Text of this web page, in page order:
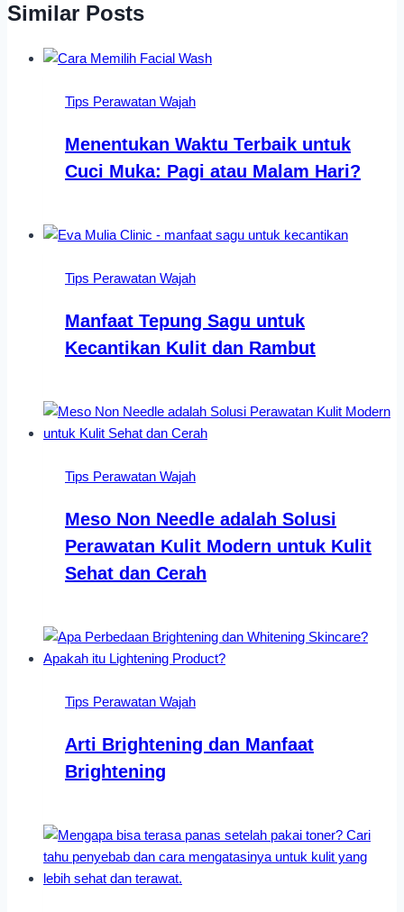
Similar Posts
Tips Perawatan Wajah
Menentukan Waktu Terbaik untuk
Cuci Muka: Pagi atau Malam Hari?
Tips Perawatan Wajah
Manfaat Tepung Sagu untuk
Kecantikan Kulit dan Rambut
Tips Perawatan Wajah
Meso Non Needle adalah Solusi
Perawatan Kulit Modern untuk Kulit
Sehat dan Cerah
Tips Perawatan Wajah
Arti Brightening dan Manfaat
Brightening